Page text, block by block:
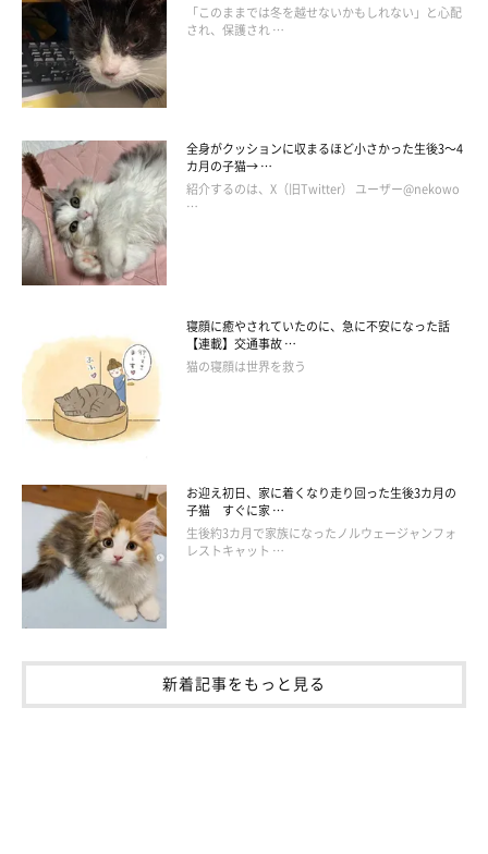
「このままでは冬を越せないかもしれない」と心配
され、保護され …
全身がクッションに収まるほど小さかった生後3～4
カ月の子猫→ …
紹介するのは、X（旧Twitter） ユーザー@nekowo
…
寝顔に癒やされていたのに、急に不安になった話
【連載】交通事故 …
猫の寝顔は世界を救う
お迎え初日、家に着くなり走り回った生後3カ月の
子猫 すぐに家 …
生後約3カ月で家族になったノルウェージャンフォ
レストキャット …
新着記事をもっと見る